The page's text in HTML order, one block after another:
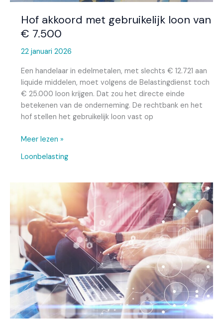
Hof akkoord met gebruikelijk loon van
€ 7.500
22 januari 2026
Een handelaar in edelmetalen, met slechts € 12.721 aan
liquide middelen, moet volgens de Belastingdienst toch
€ 25.000 loon krijgen. Dat zou het directe einde
betekenen van de onderneming. De rechtbank en het
hof stellen het gebruikelijk loon vast op
Meer lezen »
Loonbelasting
Gedeeltelijke
verlenging
zachte
landing
handhaving
schijnzelfstandigheid